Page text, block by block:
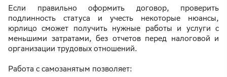
Если правильно оформить договор, проверить
подлинность статуса и учесть некоторые нюансы,
юрлицо сможет получить нужные работы и услуги с
меньшими затратами, без отчетов перед налоговой и
организации трудовых отношений.
Работа с самозанятым позволяет: